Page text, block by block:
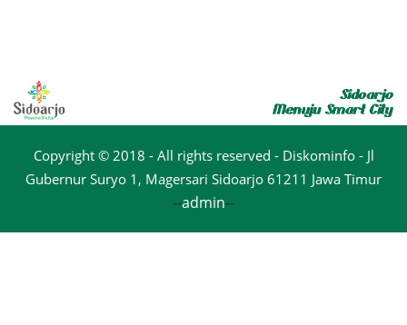
Copyright © 2018 - All rights reserved - Diskominfo - Jl
Gubernur Suryo 1, Magersari Sidoarjo 61211 Jawa Timur
--admin--